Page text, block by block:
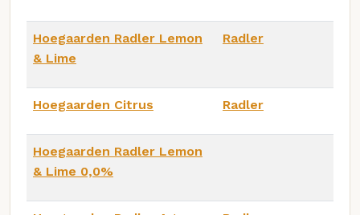
Hoegaarden Radler Lemon
& Lime
Radler
Hoegaarden Citrus Radler
Hoegaarden Radler Lemon
& Lime 0,0%